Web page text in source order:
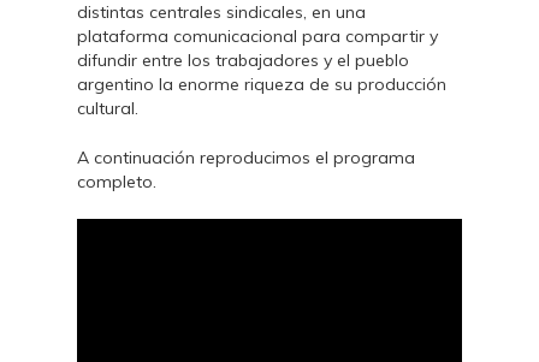
distintas centrales sindicales, en una
plataforma comunicacional para compartir y
difundir entre los trabajadores y el pueblo
argentino la enorme riqueza de su producción
cultural.
A continuación reproducimos el programa
completo.